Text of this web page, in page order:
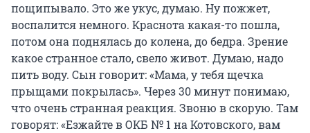
пощипывало. Это же укус, думаю. Ну пожжет,
воспалится немного. Краснота какая-то пошла,
потом она поднялась до колена, до бедра. Зрение
какое странное стало, свело живот. Думаю, надо
пить воду. Сын говорит: «Мама, у тебя щечка
прыщами покрылась». Через 30 минут понимаю,
что очень странная реакция. Звоню в скорую. Там
говорят: «Езжайте в ОКБ № 1 на Котовского, вам